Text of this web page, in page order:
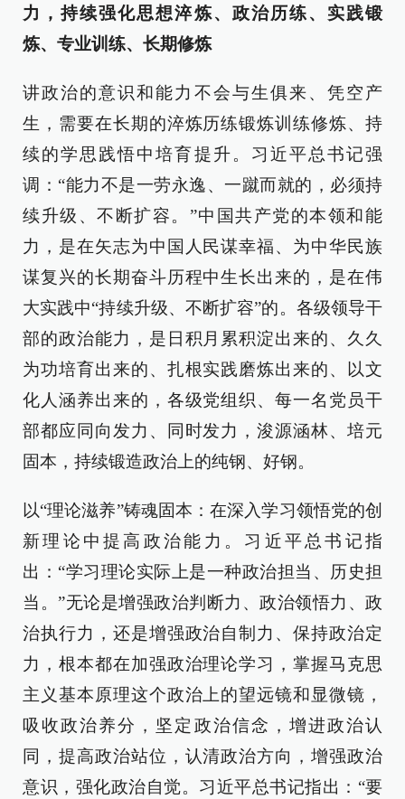
力，持续强化思想淬炼、政治历练、实践锻
炼、专业训练、长期修炼
讲政治的意识和能力不会与生俱来、凭空产
生，需要在长期的淬炼历练锻炼训练修炼、持
续的学思践悟中培育提升。习近平总书记强
调：“能力不是一劳永逸、一蹴而就的，必须持
续升级、不断扩容。”中国共产党的本领和能
力，是在矢志为中国人民谋幸福、为中华民族
谋复兴的长期奋斗历程中生长出来的，是在伟
大实践中“持续升级、不断扩容”的。各级领导干
部的政治能力，是日积月累积淀出来的、久久
为功培育出来的、扎根实践磨炼出来的、以文
化人涵养出来的，各级党组织、每一名党员干
部都应同向发力、同时发力，浚源涵林、培元
固本，持续锻造政治上的纯钢、好钢。
以“理论滋养”铸魂固本：在深入学习领悟党的创
新理论中提高政治能力。习近平总书记指
出：“学习理论实际上是一种政治担当、历史担
当。”无论是增强政治判断力、政治领悟力、政
治执行力，还是增强政治自制力、保持政治定
力，根本都在加强政治理论学习，掌握马克思
主义基本原理这个政治上的望远镜和显微镜，
吸收政治养分，坚定政治信念，增进政治认
同，提高政治站位，认清政治方向，增强政治
意识，强化政治自觉。习近平总书记指出：“要